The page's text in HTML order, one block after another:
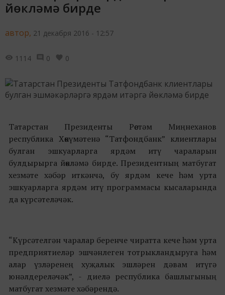
йөкләмә бирде
автор, 21 декабря 2016 - 12:57
1114 0 0
Татарстан Президенты Рөстәм Миңнеханов
республика Хөкүмәтенә “Татфондбанк” клиентлары
булган эшкуарларга ярдәм итү чараларын
булдырырга йөкләмә бирде. Президентның матбугат
хезмәте хәбәр иткәнчә, бу ярдәм кече һәм урта
эшкуарларга ярдәм итү программасы кысаларында
да күрсәтеләчәк.
“Күрсәтелгән чаралар беренче чиратта кече һәм урта
предприятиеләр эшчәнлеген тотрыкландыруга һәм
алар үзләренең хуҗалык эшләрен дәвам итүгә
юнәлдереләчәк”, - диелә республика башлыгының
матбугат хезмәте хәбәрендә.